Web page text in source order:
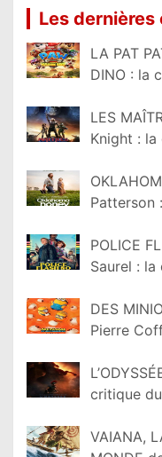
Les
LA PAT
DINO : la
LES
Knight :
Patterson
POLICE
Saurel :
DES
Pierre
critique
VAIANA,